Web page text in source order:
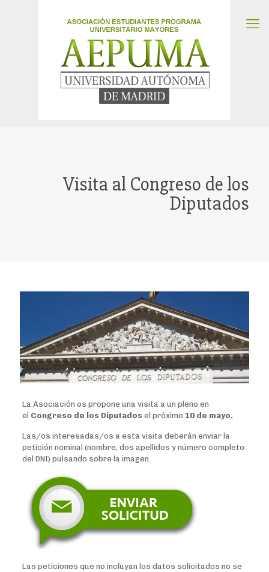
Visita al Congreso de los
Diputados
La Asociación os propone una visita a un pleno en
el Congreso de los Diputados el próximo 10 de mayo.
Las/os interesadas/os a esta visita deberán enviar la
petición nominal (nombre, dos apellidos y número completo
del DNI) pulsando sobre la imagen.
Las peticiones que no incluyan los datos solicitados no se